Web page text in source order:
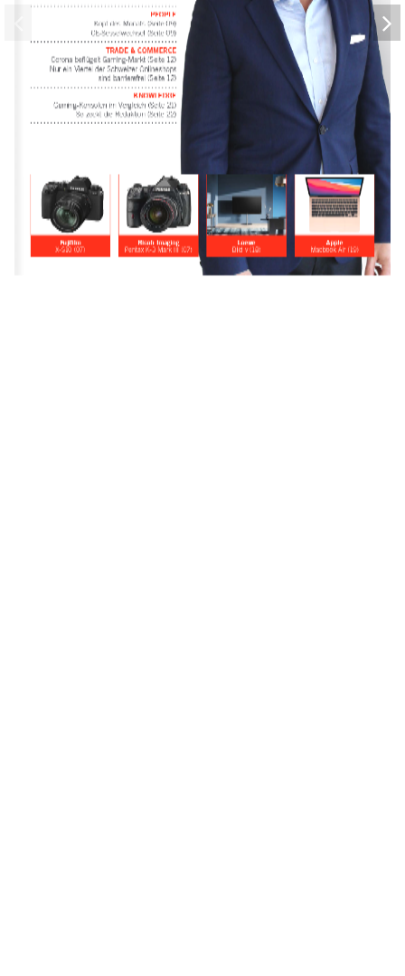
PEOPLE
Kopf des Monats (Seite 09)
CE-Sesselwechsel (Seite 09)
TRADE & COMMERCE
Corona beflügelt Gaming-Markt (Seite 12)
Nur ein Viertel der Schweizer Onlineshops
sind barrierefrei (Seite 12)
KNOWLEDGE
Gaming-Konsolen im Vergleich (Seite 21)
So zockt die Redaktion (Seite 22)
Fujifilm
X-S10 (07)
Ricoh Imaging
Pentax K-3 Mark III (07)
Loewe
Bild v (18)
Apple
Macbook Air (19)